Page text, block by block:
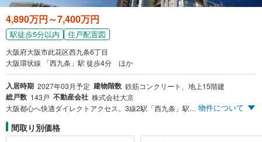
4,890万円～7,400万円
駅徒歩5分以内 住戸配置図
大阪府大阪市此花区西九条6丁目
大阪環状線 「西九条」駅 徒歩4分 ほか
入居時期 2027年03月予定 建物階数 鉄筋コンクリート、地上15階建
総戸数 143戸 不動産会社 株式会社大京
大阪都心へ快適ダイレクトアクセス。3線2駅「西九条」駅徒歩4分。「ライフ西九条店」徒歩2分（90m）など暮らしを支える生活施設が身近。豊かな眺望と開放感を享受できる全143邸が誕生。 物件について
間取り別価格